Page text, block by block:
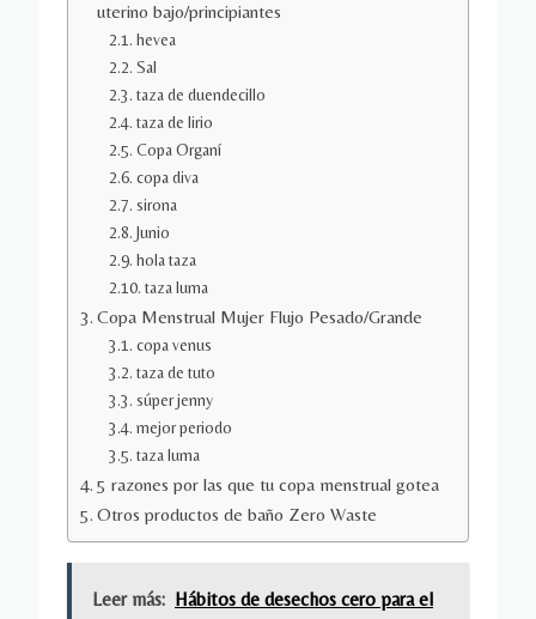
uterino bajo/principiantes
hevea
Sal
taza de duendecillo
taza de lirio
Copa Organí
copa diva
sirona
Junio
hola taza
taza luma
Copa Menstrual Mujer Flujo Pesado/Grande
copa venus
taza de tuto
súper jenny
mejor periodo
taza luma
5 razones por las que tu copa menstrual gotea
Otros productos de baño Zero Waste
Leer más: Hábitos de desechos cero para el